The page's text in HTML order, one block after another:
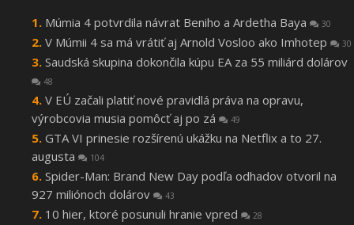
Múmia 4 potvrdila návrat Beniho a Ardetha Baya 30
V Múmii 4 sa má vrátiť aj Arnold Vosloo ako Imhotep 30
Saudská skupina dokončila kúpu EA za 55 miliárd dolárov
48
V EÚ začali platiť nové pravidlá práva na opravu,
výrobcovia musia pomôcť aj po zá
49
GTA VI prinesie rozšírenú ukážku na Netflix a to 27.
augusta
104
Spider-Man: Brand New Day podľa odhadov otvoril na
927 miliónoch dolárov
43
10 hier, ktoré posunuli hranie vpred 28